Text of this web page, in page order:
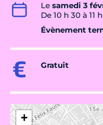
Le samedi 3
De 10 h 30 à 11
Évènement
Gratuit
+